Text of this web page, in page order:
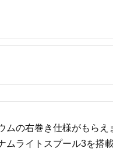
典：ふるラボ 出典：ふるラボ
顔器 オススメ 人気 エ
ステ うぶ毛 VIO 肌用
国産 日本製 安心 安全
高性能 フィルター 高
の右巻き仕様がもらえ
ムライトスプール3を搭